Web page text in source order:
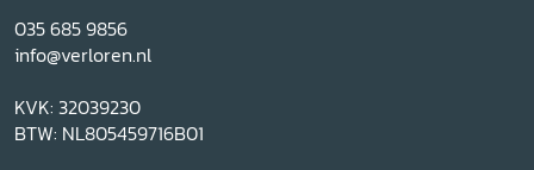
035 685 9856
info@verloren.nl
KVK: 32039230
BTW: NL805459716B01